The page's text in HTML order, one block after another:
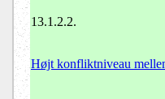
13.1.2.2.
Højt konfliktniveau